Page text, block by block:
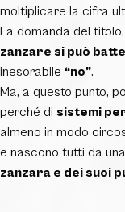
moltiplicare la cifra
La domanda del
zanzare si può
inesorabile “no”.
Ma, a questo punto,
perché di sistemi
almeno in modo
e nascono tutti da
zanzara e dei suoi